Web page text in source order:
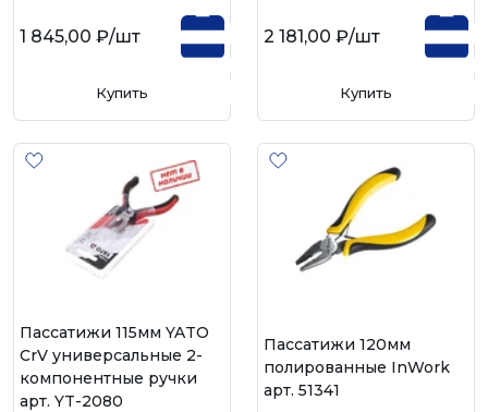
1 845,00 ₽/шт
Купить
2 181,00 ₽/шт
Купить
Пассатижи 115мм YATO
CrV универсальные 2-
компонентные ручки
арт. YT-2080
Пассатижи 120мм
полированные InWork
арт. 51341